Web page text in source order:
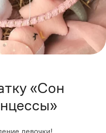
«Сон